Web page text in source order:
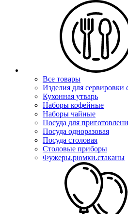
Все товары
Изделия для сервировки
Кухонная утварь
Наборы кофейные
Наборы чайные
Посуда для
Посуда одноразовая
Посуда столовая
Столовые приборы
Фужеры.рюмки.стаканы